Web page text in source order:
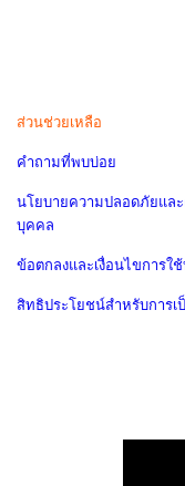
ส่วนช่วยเหลือ
คำถามที่พบบ่อย
นโยบายความปลอดภัยแล
บุคคล
ข้อตกลงและเงื่อนไขการใ
สิทธิประโยชน์สำหรับการเ